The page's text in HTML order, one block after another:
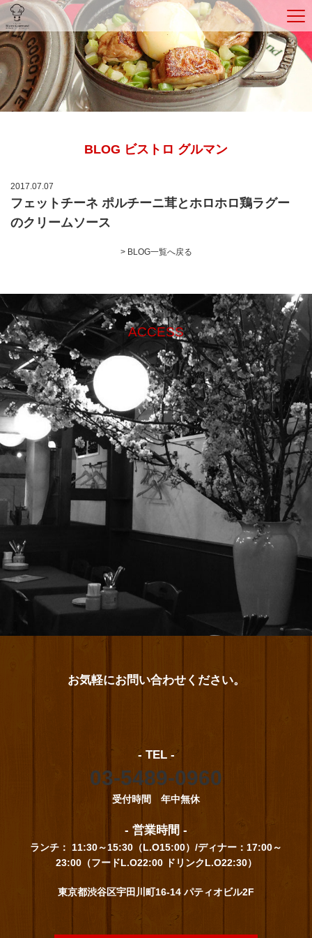
BLOG ビストロ グルマン
2017.07.07
フェットチーネ ポルチーニ茸とホロホロ鶏ラグー
のクリームソース
> BLOG一覧へ戻る
ACCESS
お気軽にお問い合わせください。
- TEL -
03-5489-0960
受付時間 年中無休
- 営業時間 -
ランチ： 11:30～15:30（L.O15:00）/ディナー：17:00～
23:00（フードL.O22:00 ドリンクL.O22:30）
東京都渋谷区宇田川町16-14 パティオビル2F